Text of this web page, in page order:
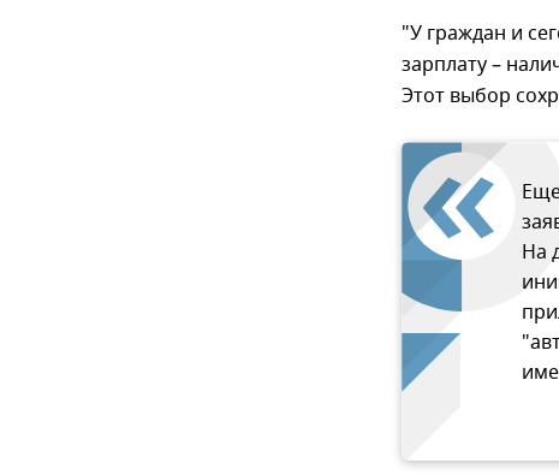
"У граждан и
зарплату –
Этот выбор
На